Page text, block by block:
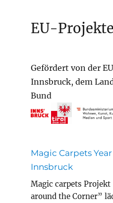
EU-Projekte
Gefördert von der
Innsbruck, dem
Bund
Magic Carpets
Innsbruck
Magic carpets Projekt
around the Corner”